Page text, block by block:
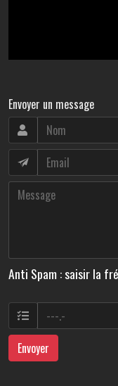
Envoyer un message
Anti Spam : saisir la
Envoyer